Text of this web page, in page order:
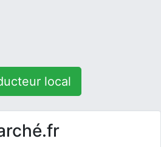
local